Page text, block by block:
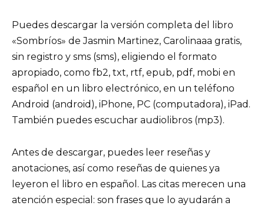
Puedes descargar la versión completa del libro
«Sombríos» de Jasmin Martinez, Carolinaaa gratis,
sin registro y sms (sms), eligiendo el formato
apropiado, como fb2, txt, rtf, epub, pdf, mobi en
español en un libro electrónico, en un teléfono
Android (android), iPhone, PC (computadora), iPad.
También puedes escuchar audiolibros (mp3).
Antes de descargar, puedes leer reseñas y
anotaciones, así como reseñas de quienes ya
leyeron el libro en español. Las citas merecen una
atención especial: son frases que lo ayudarán a